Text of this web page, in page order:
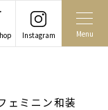
Instagram Menu
ェミニン和装